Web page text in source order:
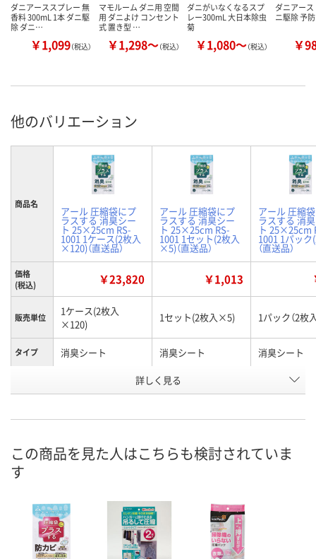
ダニアーススプレー 無
香料 300mL 1本 ダニ駆
除 ダニ…
￥1,099（税込）
マモルーム ダニ用 空間
用 ダニよけ コンセント
式 置き型 …
￥1,298～（税込）
ダニがいなくなるスプ
レー300mL 大日本除虫
菊
￥1,080～（税込）
ダニアー
ニ駆除 予
￥
他のバリエーション
商品名
アール 圧縮袋にプ
ラスする 消臭シー
ト 25×25cm RS-
1001 1ケース(2枚入
×120)（直送品）
アール 圧縮袋にプ
ラスする 消臭シー
ト 25×25cm RS-
1001 1セット(2枚入
×5)（直送品）
アール 圧縮
ラスする 消
ト 25×25cm
1001 1パック
（直送品）
価格
(税込)
￥23,820 ￥1,013
販売単位
1ケース(2枚入
×120)
1セット(2枚入×5) 1パック（2枚
タイプ 消臭シート 消臭シート 消臭シート
AWR9718 UR53342
カゴへ カゴへ
詳しく見る
この商品を見た人はこちらも検討されていま
す